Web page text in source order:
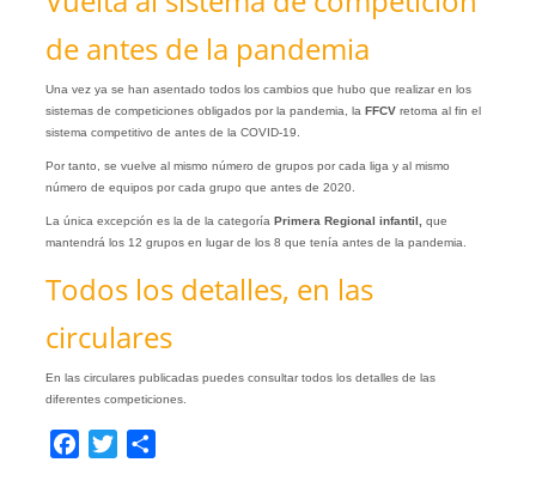
de antes de la pandemia
Una vez ya se han asentado todos los cambios que hubo que realizar en los
sistemas de competiciones obligados por la pandemia, la FFCVretoma al fin el
sistema competitivo de antes de la COVID-19.
Por tanto, se vuelve al mismo número de grupos por cada liga y al mismo
número de equipos por cada grupo que antes de 2020.
La única excepción es la de la categoría Primera Regional infantil,
que
mantendrá los 12 grupos en lugar de los 8 que tenía antes de la pandemia.
Todos los detalles, en las
circulares
En las circulares publicadas puedes consultar todos los detalles de las
diferentes competiciones.
Facebook
Twitter